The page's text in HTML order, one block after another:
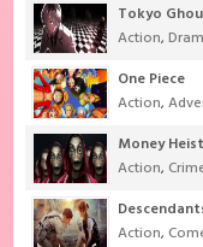
Tokyo
Action,
One Piece
Action,
Money Heist
Action,
Action,